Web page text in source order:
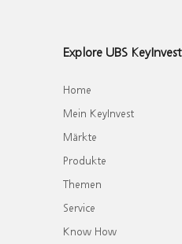
Explore UBS KeyInvest
Home
Mein KeyInvest
Märkte
Produkte
Themen
Service
Know How